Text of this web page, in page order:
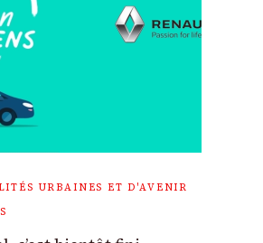
URBAINES ET D'AVENIR